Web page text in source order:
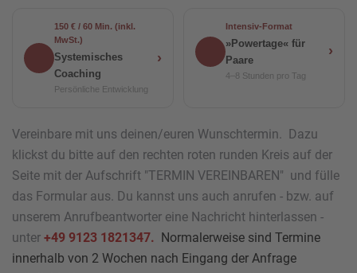
150 € / 60 Min. (inkl.
MwSt.)
Systemisches
Coaching
Persönliche Entwicklung
›
Intensiv-Format
»Powertage« für
Paare
4–8 Stunden pro Tag
›
Vereinbare mit uns deinen/euren Wunschtermin. Dazu
klickst du bitte auf den rechten roten runden Kreis auf der
Seite mit der Aufschrift "TERMIN VEREINBAREN" und fülle
das Formular aus. Du kannst uns auch anrufen - bzw. auf
unserem Anrufbeantworter eine Nachricht hinterlassen -
unter +49 9123 1821347. Normalerweise sind Termine
innerhalb von 2 Wochen nach Eingang der Anfrage